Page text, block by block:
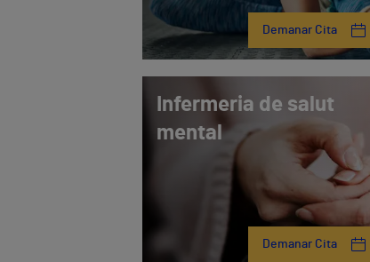
Demanar Cita
Infermeria de salut
mental
Demanar Cita